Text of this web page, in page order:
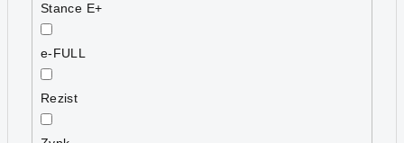
Stance E+
e-FULL
Rezist